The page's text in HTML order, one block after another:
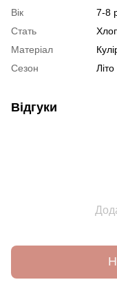
Вік
7-8
Стать
Матеріал
Сезон
Літо
Відгуки